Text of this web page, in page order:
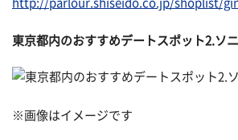
http://parlour.shiseido.co.jp/shoplist/
東京都内のおすすめデートスポット2.ソ
※画像はイメージです